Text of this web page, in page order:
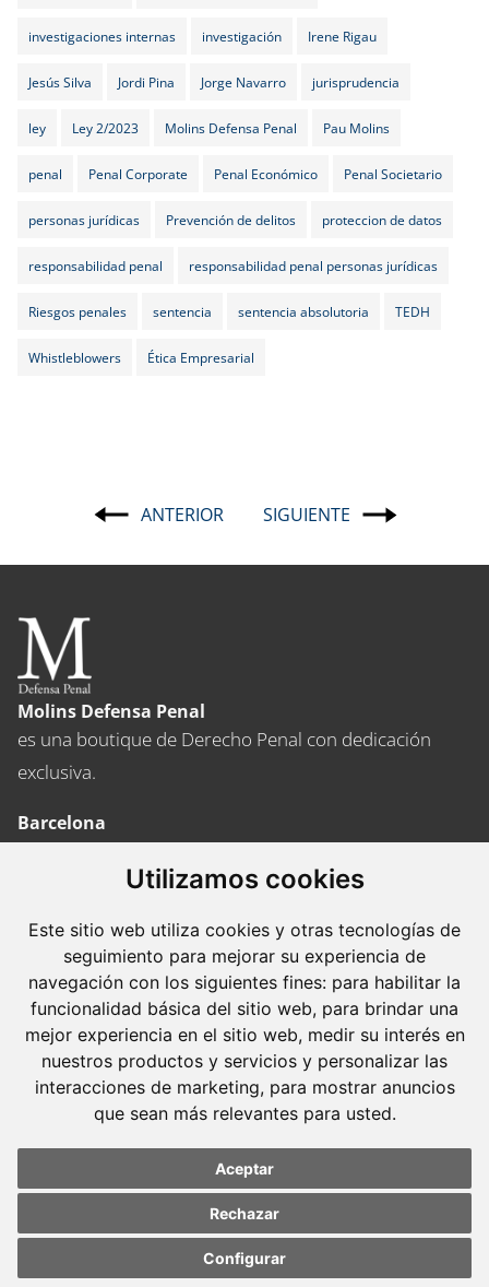
Utilizamos cookies
Este sitio web utiliza cookies y otras tecnologías de
seguimiento para mejorar su experiencia de
navegación con los siguientes fines: para habilitar la
funcionalidad básica del sitio web, para brindar una
mejor experiencia en el sitio web, medir su interés en
nuestros productos y servicios y personalizar las
interacciones de marketing, para mostrar anuncios
que sean más relevantes para usted.
Aceptar
Rechazar
Configurar
investigaciones internas investigación Irene Rigau
Jesús Silva Jordi Pina Jorge Navarro jurisprudencia
ley Ley 2/2023 Molins Defensa Penal Pau Molins
penal Penal Corporate Penal Económico Penal Societario
personas jurídicas Prevención de delitos proteccion de datos
responsabilidad penal responsabilidad penal personas jurídicas
Riesgos penales sentencia sentencia absolutoria TEDH
Whistleblowers Ética Empresarial
Navegación
de
ANTERIOR SIGUIENTE
Molins Defensa Penal
es una boutique de Derecho Penal con dedicación
exclusiva.
Barcelona
Avda. Diagonal, 399 Planta 1
08008 Barcelona
Fax. +34 934 160 693
Madrid
José Abascal, 56 Planta 6
28003 Madrid
Tel. +34 913 103 008
Fax. +34 913 915 158
© 2023 Molins Defensa Penal. Todos los derechos